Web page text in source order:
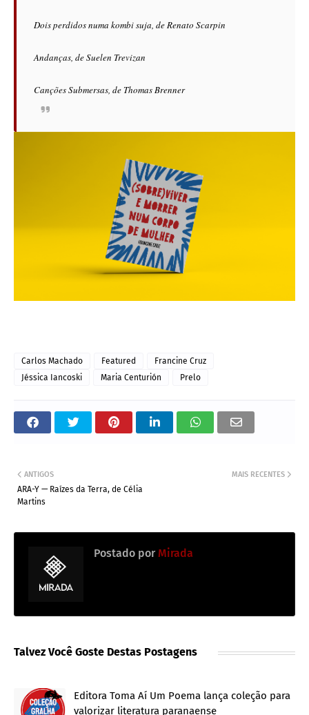
Dois perdidos numa kombi suja, de Renato Scarpin
Andanças, de Suelen Trevizan
Canções Submersas, de Thomas Brenner
Carlos Machado Featured
Francine Cruz
Jéssica Iancoski
Maria Centurión Prelo
MAIS RECENTES
ANTIGOS
ARA-Y — Raízes da Terra, de Célia
Martins
Postado por Mirada
Talvez Você Goste Destas Postagens
Editora Toma Aí Um Poema lança coleção para
valorizar literatura paranaense